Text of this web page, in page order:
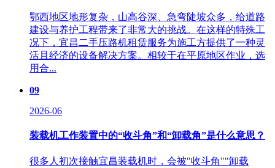
鄂西地区地形复杂，山高谷深、急弯陡坡众多，给道路
建设与养护工程带来了非常大的挑战。在这样的特殊工
况下，宜昌二手压路机租赁服务为施工方提供了一种灵
活且经济的设备解决方案。相较于在平原地区作业，选
用合...
09
2026-06
装载机工作装置中的“收斗角”和“卸载角”是什么意思？
很多人初次接触宜昌装载机时，会被"收斗角""卸载